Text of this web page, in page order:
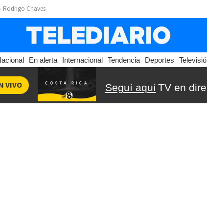
Rodrigo Chaves
En alerta Internacional Tendencia Deportes
Seguí aquíTV en
VIVO